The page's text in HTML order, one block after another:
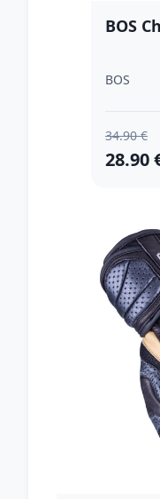
BOS
BOS
34.90 €
28.90